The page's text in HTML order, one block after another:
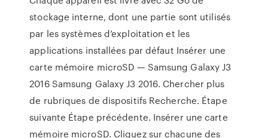
stockage interne, dont une partie sont utilisés
par les systèmes d’exploitation et les
applications installées par défaut Insérer une
carte mémoire microSD — Samsung Galaxy J3
2016 Samsung Galaxy J3 2016. Chercher plus
de rubriques de dispositifs Recherche. Étape
suivante Étape précédente. Insérer une carte
mémoire microSD. Cliquez sur chacune des